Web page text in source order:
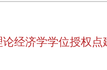
经济学学位授权